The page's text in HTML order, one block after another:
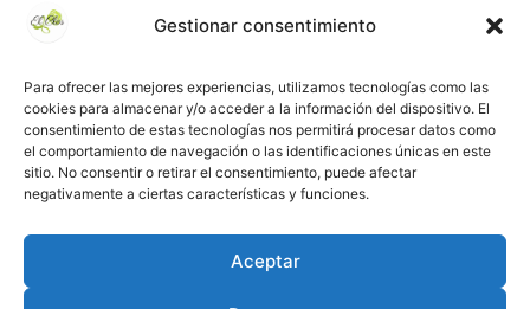
Gestionar consentimiento
Para ofrecer las mejores experiencias, utilizamos tecnologías como las
cookies para almacenar y/o acceder a la información del dispositivo. El
consentimiento de estas tecnologías nos permitirá procesar datos como
el comportamiento de navegación o las identificaciones únicas en este
sitio. No consentir o retirar el consentimiento, puede afectar
negativamente a ciertas características y funciones.
Aceptar
© 2026 ·Créditos: Redacción: El Clos · Fotografía: Joaquim
Manzano · Diseño e implementación web: Manel Caparrós ·
Servidores y publicación:igualada.online· Contenido blog:
conten.blog